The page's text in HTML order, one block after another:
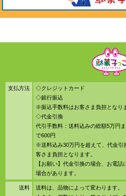
支払方法
◇クレジットカード
◇銀行振込
※振込手数料はお客さま負担となり
◇代金引換
代引手数料：送料込みの総額5万円
で600円
※送料込み30万円を超えて、代金引
客さま負担となります。
【お願い】代金引換の場合、お電
場合があります。
送料
送料は、品物によって変わります。